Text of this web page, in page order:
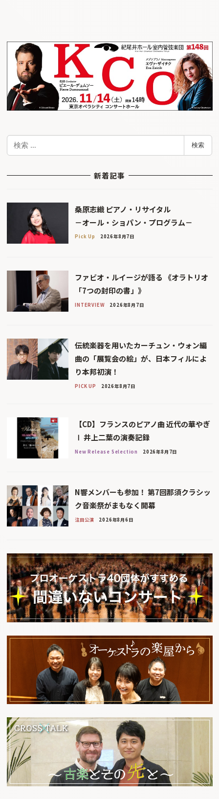
検
検索
新着記事
桑原志織 ピアノ・リサイタル
－オール・ショパン・プログラム－
Pick Up 2026年8月7日
ファビオ・ルイージが語る 《オラトリオ
「7つの封印の書」》
INTERVIEW 2026年8月7日
伝統楽器を用いたカーチュン・ウォン編
曲の「展覧会の絵」が、日本フィルによ
り本邦初演！
PICK UP 2026年8月7日
【CD】フランスのピアノ曲 近代の華やぎ
Ⅰ 井上二葉の演奏記録
New Release Selection 2026年8月7日
N響メンバーも参加！ 第7回那須クラシッ
ク音楽祭がまもなく開幕
注目公演 2026年8月6日